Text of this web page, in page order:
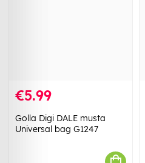
€5.99
Golla Digi DALE musta
Universal bag G1247